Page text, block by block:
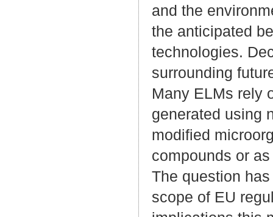
and the
the anticipated
technologies.
surrounding
Many ELMs rely
generated using
modified
compounds or
The question
scope of EU